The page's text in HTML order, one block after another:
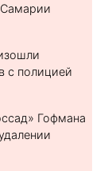
с полицией
Гофмана